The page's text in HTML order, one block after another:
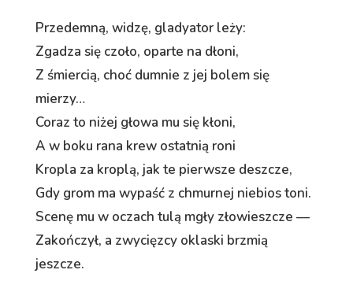
Przedemną, widzę, gladyator leży:
Zgadza się czoło, oparte na dłoni,
Z śmiercią, choć dumnie z jej bolem się
mierzy…
Coraz to niżej głowa mu się kłoni,
A w boku rana krew ostatnią roni
Kropla za kroplą, jak te pierwsze deszcze,
Gdy grom ma wypaść z chmurnej niebios toni.
Scenę mu w oczach tulą mgły złowieszcze —
Zakończył, a zwycięzcy oklaski brzmią
jeszcze.